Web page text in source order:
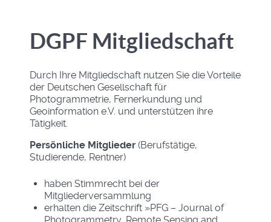
DGPF Mitgliedschaft
Durch Ihre Mitgliedschaft nutzen Sie die Vorteile
der Deutschen Gesellschaft für
Photogrammetrie, Fernerkundung und
Geoinformation e.V. und unterstützen ihre
Tätigkeit.
Persönliche Mitglieder (Berufstätige,
Studierende, Rentner)
haben Stimmrecht bei der
Mitgliederversammlung
erhalten die Zeitschrift »PFG – Journal of